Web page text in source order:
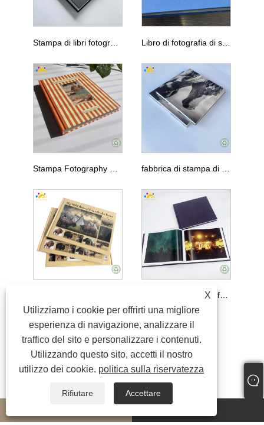
Stampa di libri fotografici di famiglia Printing di libri fotografici per alberi familiari Libro di fotografia di stampa foto del paesaggio del paesaggio Cina
Stampa Fotography Book Foto Collection Book China fabbrica di stampa di libri fotografici professionale all'ingrosso
Stampa e rilegatura fotografica fotografica e rilegatura
X
Utilizziamo i cookie per offrirti una migliore
esperienza di navigazione, analizzare il
traffico del sito e personalizzare i contenuti.
Utilizzando questo sito, accetti il ​​nostro
utilizzo dei cookie. politica sulla riservatezza
Rifiutare Accettare